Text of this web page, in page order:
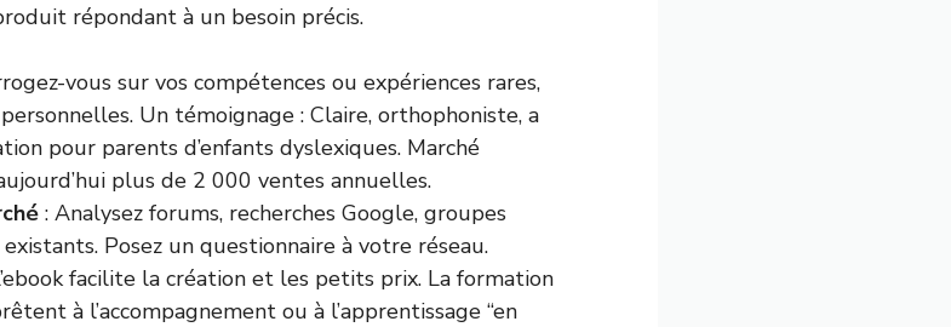
répondant à un besoin précis.
vous sur vos compétences ou expériences rares,
Un témoignage : Claire, orthophoniste, a
pour parents d’enfants dyslexiques. Marché
plus de 2 000 ventes annuelles.
: Analysez forums, recherches Google, groupes
Posez un questionnaire à votre réseau.
facilite la création et les petits prix. La formation
à l’accompagnement ou à l’apprentissage “en